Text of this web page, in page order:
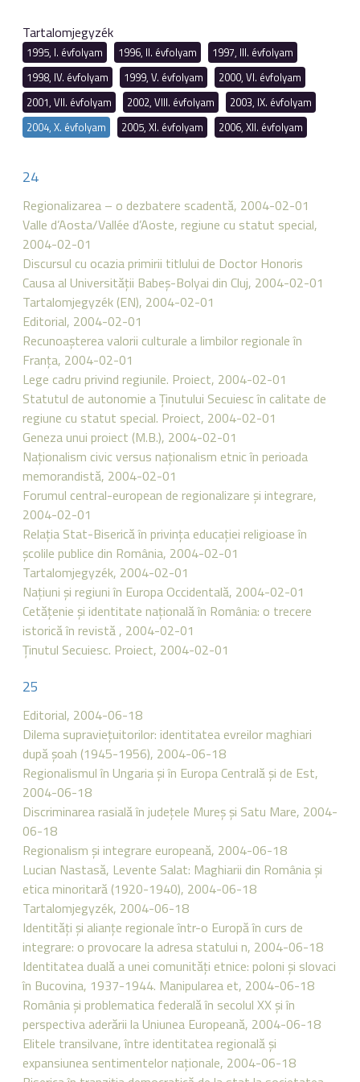
Tartalomjegyzék
1995, I. évfolyam 1996, II. évfolyam
1997, III. évfolyam
1998, IV. évfolyam
1999, V. évfolyam
2000, VI. évfolyam
2001, VII. évfolyam
2002, VIII. évfolyam
2003, IX. évfolyam
2004, X. évfolyam
2005, XI. évfolyam 2006, XII. évfolyam
24
Regionalizarea – o dezbatere scadentă, 2004-02-01
Valle d’Aosta/Vallée d’Aoste, regiune cu statut special,
2004-02-01
Discursul cu ocazia primirii titlului de Doctor Honoris
Causa al Universităţii Babeş-Bolyai din Cluj, 2004-02-01
Tartalomjegyzék (EN), 2004-02-01
Editorial, 2004-02-01
Recunoaşterea valorii culturale a limbilor regionale în
Franţa, 2004-02-01
Lege cadru privind regiunile. Proiect, 2004-02-01
Statutul de autonomie a Ţinutului Secuiesc în calitate de
regiune cu statut special. Proiect, 2004-02-01
Geneza unui proiect (M.B.), 2004-02-01
Naţionalism civic versus naţionalism etnic în perioada
memorandistă, 2004-02-01
Forumul central-european de regionalizare şi integrare,
2004-02-01
Relaţia Stat-Biserică în privinţa educaţiei religioase în
şcolile publice din România, 2004-02-01
Tartalomjegyzék, 2004-02-01
Naţiuni şi regiuni în Europa Occidentală, 2004-02-01
Cetăţenie şi identitate naţională în România: o trecere
istorică în revistă , 2004-02-01
Ţinutul Secuiesc. Proiect, 2004-02-01
25
Editorial, 2004-06-18
Dilema supravieţuitorilor: identitatea evreilor maghiari
după şoah (1945-1956), 2004-06-18
Regionalismul în Ungaria şi în Europa Centrală şi de Est,
2004-06-18
Discriminarea rasială în judeţele Mureş şi Satu Mare, 2004-
06-18
Regionalism şi integrare europeană, 2004-06-18
Lucian Nastasă, Levente Salat: Maghiarii din România şi
etica minoritară (1920-1940), 2004-06-18
Tartalomjegyzék, 2004-06-18
Identităţi şi alianţe regionale într-o Europă în curs de
integrare: o provocare la adresa statului n, 2004-06-18
Identitatea duală a unei comunităţi etnice: poloni şi slovaci
în Bucovina, 1937-1944. Manipularea et, 2004-06-18
România şi problematica federală în secolul XX şi în
perspectiva aderării la Uniunea Europeană, 2004-06-18
Elitele transilvane, între identitatea regională şi
expansiunea sentimentelor naţionale, 2004-06-18